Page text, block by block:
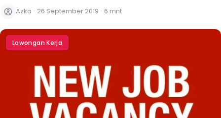
Azka · 26 September 2019 · 6 mnt
Lowongan Kerja